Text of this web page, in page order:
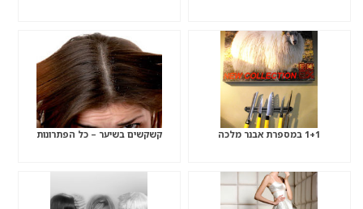
1+1 במספרת אבנר מלכה קשקשים בשיער – כל הפתרונות